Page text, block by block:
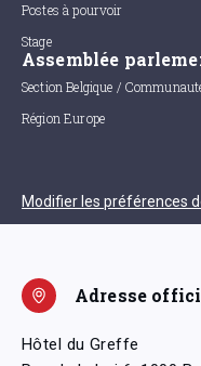
Postes à pourvoir
Stage
Assemblée
Section Belgique /
Région Europe
Modifier les préférences
Adresse
Hôtel du Greffe